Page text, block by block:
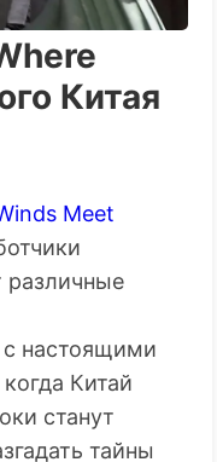
Китая
Meet
различные
с настоящими
Китай
станут
тайны